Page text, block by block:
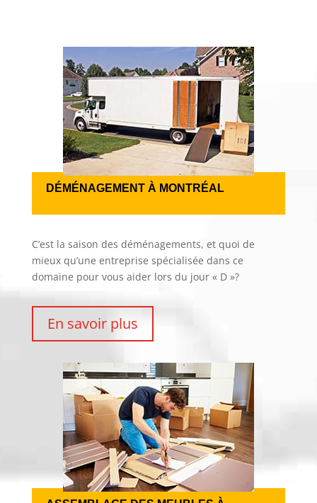
DÉMÉNAGEMENT À MONTRÉAL
C’est la saison des déménagements, et quoi de
mieux qu’une entreprise spécialisée dans ce
domaine pour vous aider lors du jour « D »?
En savoir plus